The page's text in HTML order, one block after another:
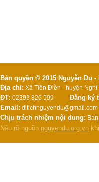
Bản quyền © 2015 Nguyễn Du
Địa chỉ: Xã Tiên Điền - huyện Nghi
ĐT: 02393 826 599 Đăng ký
Email: ditichnguyendu@gmail.com
Chịu trách nhiệm nội dung:
Nêu rõ nguồn nguyendu.org.vn